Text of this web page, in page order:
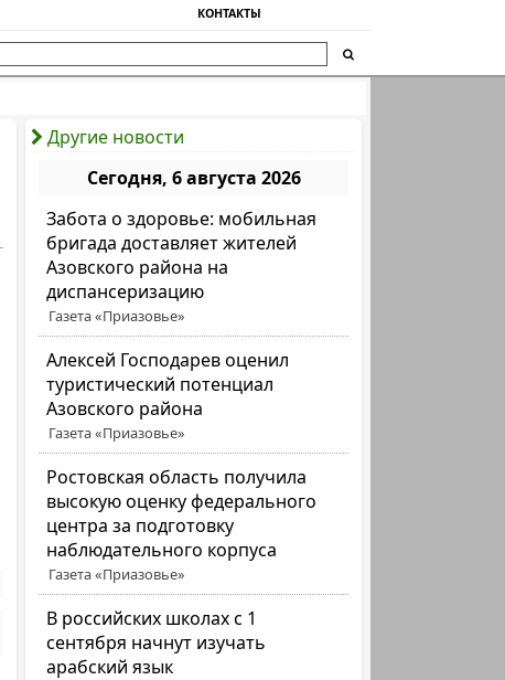
КОНТАКТЫ
Другие новости
Сегодня, 6 августа 2026
Забота о здоровье: мобильная
бригада доставляет жителей
Азовского района на
диспансеризацию
Газета «Приазовье»
Алексей Господарев оценил
туристический потенциал
Азовского района
Газета «Приазовье»
Ростовская область получила
высокую оценку федерального
центра за подготовку
наблюдательного корпуса
Газета «Приазовье»
В российских школах с 1
сентября начнут изучать
арабский язык